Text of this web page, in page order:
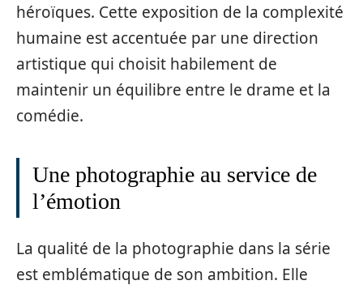
héroïques. Cette exposition de la complexité
humaine est accentuée par une direction
artistique qui choisit habilement de
maintenir un équilibre entre le drame et la
comédie.
Une photographie au service de
l’émotion
La qualité de la photographie dans la série
est emblématique de son ambition. Elle